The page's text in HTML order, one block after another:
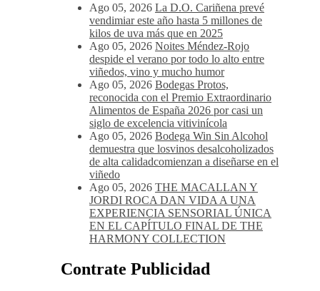
Ago 05, 2026 La D.O. Cariñena prevé
vendimiar este año hasta 5 millones de
kilos de uva más que en 2025
Ago 05, 2026 Noites Méndez-Rojo
despide el verano por todo lo alto entre
viñedos, vino y mucho humor
Ago 05, 2026 Bodegas Protos,
reconocida con el Premio Extraordinario
Alimentos de España 2026 por casi un
siglo de excelencia vitivinícola
Ago 05, 2026 Bodega Win Sin Alcohol
demuestra que losvinos desalcoholizados
de alta calidadcomienzan a diseñarse en el
viñedo
Ago 05, 2026 THE MACALLAN Y
JORDI ROCA DAN VIDA A UNA
EXPERIENCIA SENSORIAL ÚNICA
EN EL CAPÍTULO FINAL DE THE
HARMONY COLLECTION
Contrate Publicidad